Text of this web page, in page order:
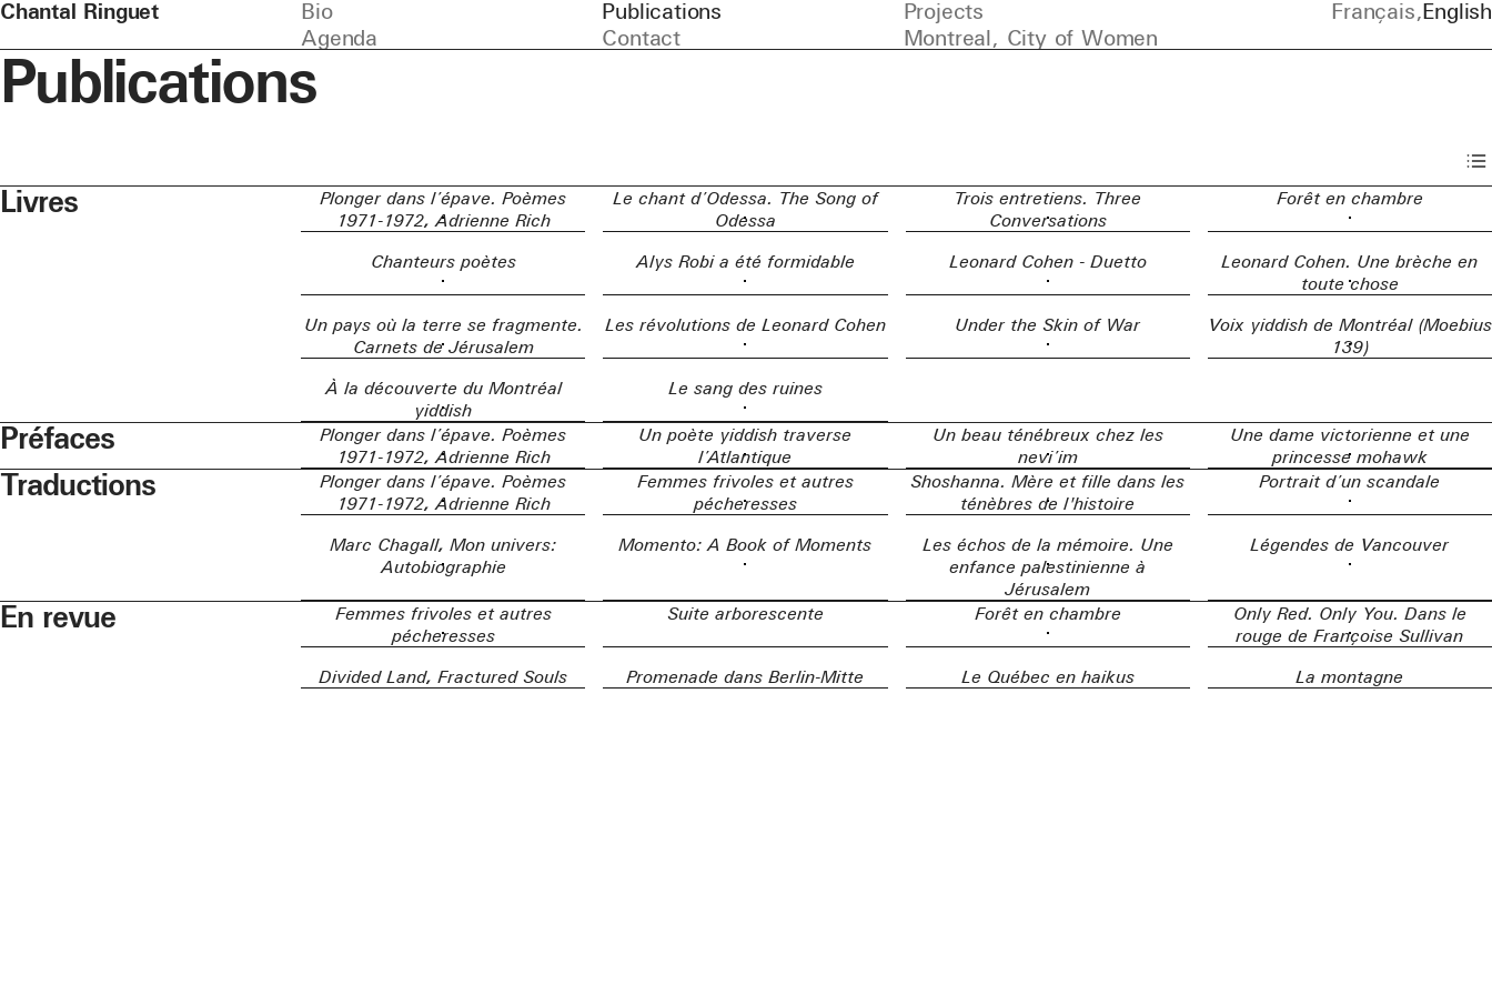
Chantal Ringuet Bio Publications
Projects
Agenda
Contact Montreal, City of Women
Français English
Publications
Livres
Plonger dans l’épave. Poèmes
1971-1972, Adrienne Rich
Le chant d’Odessa. The Song of
Odessa
Trois entretiens. Three
Conversations
Forêt en chambre
Chanteurs poètes Alys Robi a été formidable Leonard Cohen - Duetto
Leonard Cohen. Une brèche en
toute chose
Un pays où la terre se fragmente.
Carnets de Jérusalem
Les révolutions de Leonard Cohen Under the Skin of War
Voix yiddish de Montréal (Moebius
139)
À la découverte du Montréal
yiddish
Le sang des ruines
Préfaces
Plonger dans l’épave. Poèmes
1971-1972, Adrienne Rich
Un poète yiddish traverse
l’Atlantique
Un beau ténébreux chez les
nevi’im
Une dame victorienne et une
princesse mohawk
Traductions
Plonger dans l’épave. Poèmes
1971-1972, Adrienne Rich
Femmes frivoles et autres
pécheresses
Shoshanna. Mère et fille dans les
ténèbres de l'histoire
Portrait d’un scandale
Marc Chagall, Mon univers:
Autobiographie
Momento: A Book of Moments
Les échos de la mémoire. Une
enfance palestinienne à
Jérusalem
Légendes de Vancouver
En revue
Femmes frivoles et autres
pécheresses
Suite arborescente Forêt en chambre
Only Red. Only You. Dans le
rouge de Françoise Sullivan
Divided Land, Fractured Souls
Promenade dans Berlin-Mitte Le Québec en haikus La montagne